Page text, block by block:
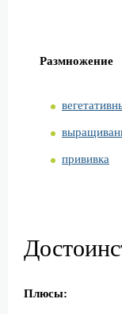
Размножение
прививка
Плюсы: